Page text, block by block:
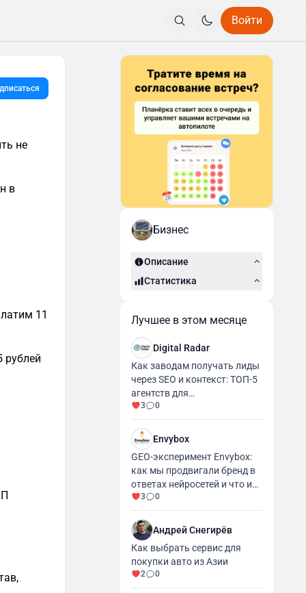
Войти
не
в
11
рублей
Бизнес
Описание
Статистика
Лучшее в этом месяце
Digital Radar
Как заводам получать лиды
через SEO и контекст: ТОП-5
агентств для
промышленности и
производства
3 0
Envybox
GEO-эксперимент Envybox:
как мы продвигали бренд в
ответах нейросетей и что из
этого вышло
3 0
Андрей Снегирёв
Как выбрать сервис для
покупки авто из Азии
2 0